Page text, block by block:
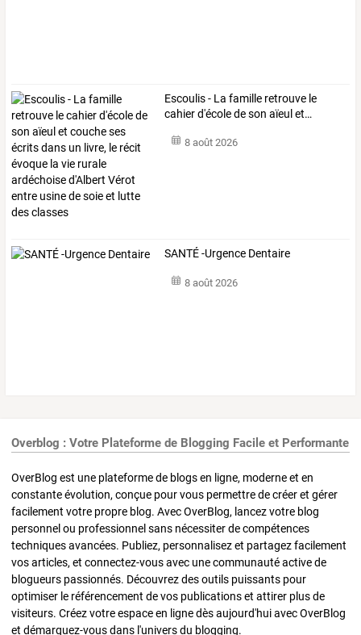
Escoulis- La famille retrouve le
cahierd'écoledeson aïeul et…
8 août 2026
SANTÉ -Urgence Dentaire
8 août 2026
Overblog : Votre Plateforme de Blogging Facile et Performante
OverBlog est une plateforme de blogs en ligne, moderne et en
constante évolution, conçue pour vous permettre de créer et gérer
facilement votre propre blog. Avec OverBlog, lancez votre blog
personnel ou professionnel sans nécessiter de compétences
techniques avancées. Publiez, personnalisez et partagez facilement
vos articles, et connectez-vous avec une communauté active de
blogueurs passionnés. Découvrez des outils puissants pour
optimiser le référencement de vos publications et attirer plus de
visiteurs. Créez votre espace en ligne dès aujourd'hui avec OverBlog
et démarquez-vous dans l'univers du blogging.